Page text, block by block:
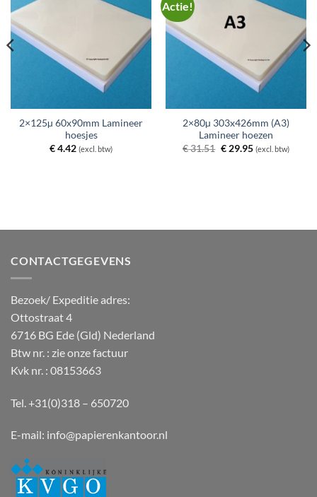
2×125µ 60x90mm Lamineer
hoesjes
€4.42 (excl. btw)
Actie!
2×80µ 303x426mm (A3)
Lamineer hoezen
€31.51 Oorspronkelijke
€29.95Huidige
prijs
(excl. btw)
CONTACTGEGEVENS
Bezoek/ Expeditie adres:
Ottostraat 4
6716 BG Ede (Gld) Nederland
Btw nr. : zie onze factuur
Kvk nr. : 08153663
Tel. +31(0)318 – 650720
E-mail: info@papierenkantoor.nl